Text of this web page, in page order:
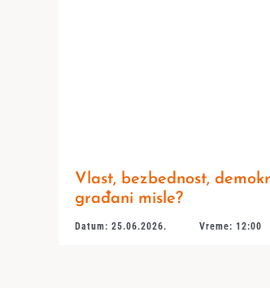
Vlast, bezbednost,
građani misle?
Datum: 25.06.2026. Vreme: 12:00